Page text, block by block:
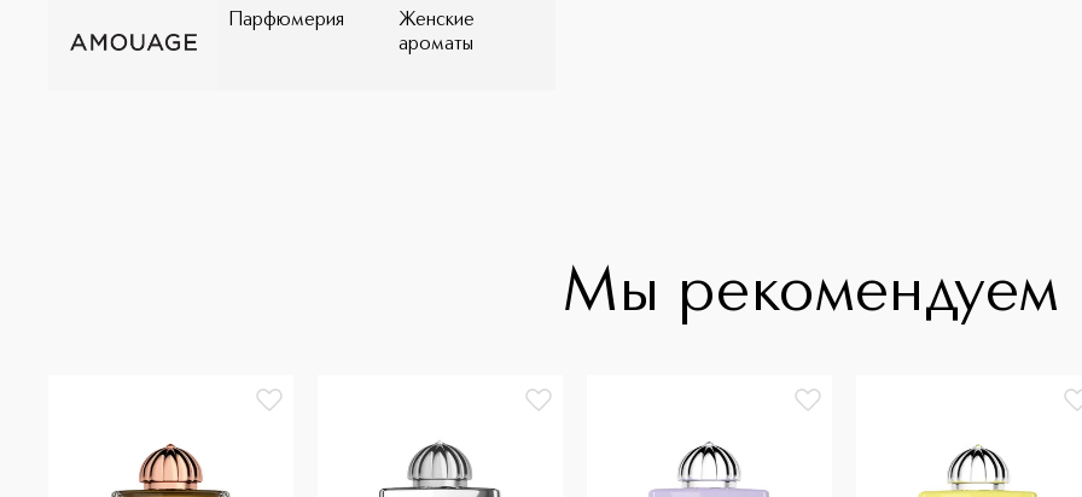
Парфюмерия
Женские
ароматы
Мы рекомендуем